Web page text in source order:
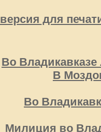
версия для
Во
В
Во
Милиция во